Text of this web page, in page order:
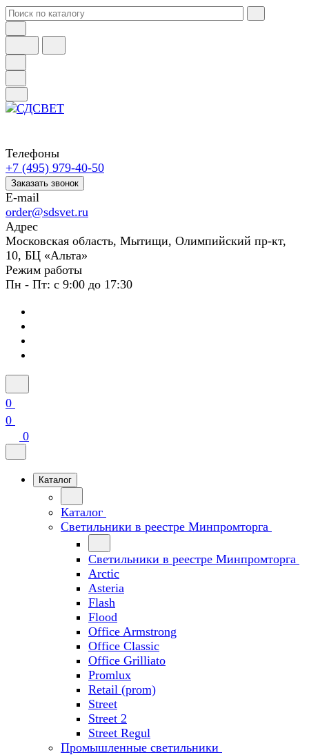
Телефоны
+7 (495) 979-40-50
Заказать звонок
E-mail
order@sdsvet.ru
Адрес
Московская область, Мытищи, Олимпийский пр-кт,
10, БЦ «Альта»
Режим работы
Пн - Пт: с 9:00 до 17:30
0
0
0
Каталог
Каталог
Светильники в реестре Минпромторга
Светильники в реестре Минпромторга
Arctic
Asteria
Flash
Flood
Office Armstrong
Office Classic
Office Grilliato
Promlux
Retail (prom)
Street
Street 2
Street Regul
Промышленные светильники